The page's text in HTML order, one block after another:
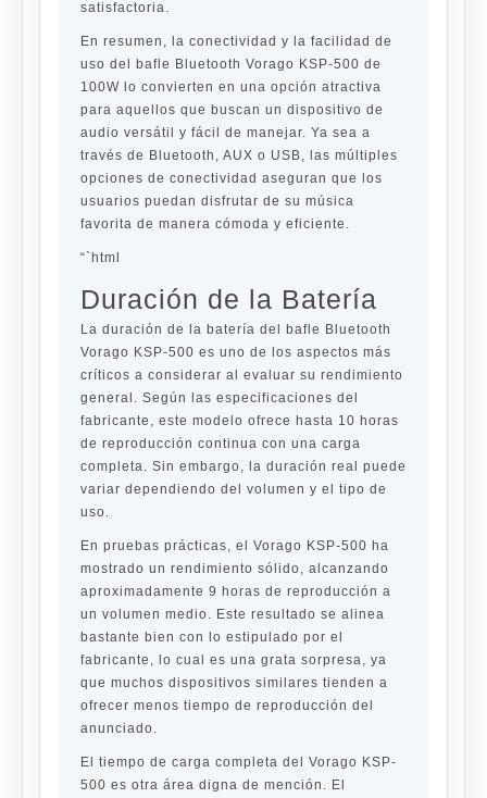
satisfactoria.
En resumen, la conectividad y la facilidad de
uso del bafle Bluetooth Vorago KSP-500 de
100W lo convierten en una opción atractiva
para aquellos que buscan un dispositivo de
audio versátil y fácil de manejar. Ya sea a
través de Bluetooth, AUX o USB, las múltiples
opciones de conectividad aseguran que los
usuarios puedan disfrutar de su música
favorita de manera cómoda y eficiente.
“`html
Duración de la Batería
La duración de la batería del bafle Bluetooth
Vorago KSP-500 es uno de los aspectos más
críticos a considerar al evaluar su rendimiento
general. Según las especificaciones del
fabricante, este modelo ofrece hasta 10 horas
de reproducción continua con una carga
completa. Sin embargo, la duración real puede
variar dependiendo del volumen y el tipo de
uso.
En pruebas prácticas, el Vorago KSP-500 ha
mostrado un rendimiento sólido, alcanzando
aproximadamente 9 horas de reproducción a
un volumen medio. Este resultado se alinea
bastante bien con lo estipulado por el
fabricante, lo cual es una grata sorpresa, ya
que muchos dispositivos similares tienden a
ofrecer menos tiempo de reproducción del
anunciado.
El tiempo de carga completa del Vorago KSP-
500 es otra área digna de mención. El